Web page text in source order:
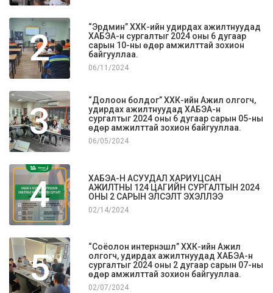
2
“Эрдмин” ХХК-ийн удирдах ажилтнуудад
ХАБЭА-н сургалтыг 2024 оны 6 дугаар
сарын 10-ны өдөр амжилттай зохион
байгууллаа.
06/11/2024
3
“Долоон болдог” ХХК-ийн Ажил олгогч,
удирдах ажилтнуудад ХАБЭА-н
сургалтыг 2024 оны 6 дугаар сарын 05-ны
өдөр амжилттай зохион байгууллаа.
06/05/2024
4
ХАБЭА-Н АСУУДАЛ ХАРИУЦСАН
АЖИЛТНЫ 124 ЦАГИЙН СУРГАЛТЫН 2024
ОНЫ 2 САРЫН ЭЛСЭЛТ ЭХЭЛЛЭЭ
02/14/2024
5
“Соёолон интернэшл” ХХК-ийн Ажил
олгогч, удирдах ажилтнуудад ХАБЭА-н
сургалтыг 2024 оны 2 дугаар сарын 07-ны
өдөр амжилттай зохион байгууллаа.
02/07/2024